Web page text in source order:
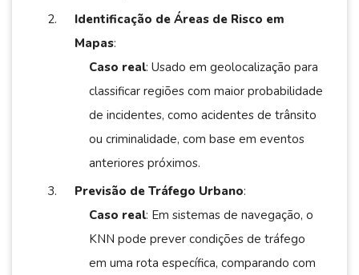
Identificação de Áreas de Risco em
Mapas:
Caso real: Usado em geolocalização para
classificar regiões com maior probabilidade
de incidentes, como acidentes de trânsito
ou criminalidade, com base em eventos
anteriores próximos.
Previsão de Tráfego Urbano:
Caso real: Em sistemas de navegação, o
KNN pode prever condições de tráfego
em uma rota específica, comparando com